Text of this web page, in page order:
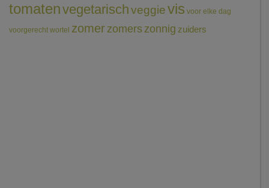
tomatenvegetarischveggievis voor elke dag
voorgerecht wortel zomerzomerszonnig zuiders